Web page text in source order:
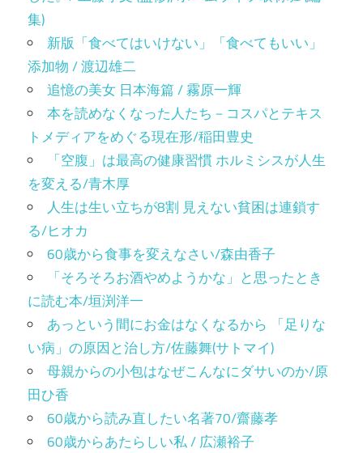
集)
新版「食べてはいけない」「食べてもいい」
添加物 / 渡辺雄二
追憶の美女 日本海篇 / 霧原一輝
本を読めなくなった人たち－コスパとテキス
トメディアをめぐる現在形/稲田豊史
「空腹」は最高の健康習慣 ホルミシスが人生
を変える/青木厚
人生は生い立ちが8割 見えない貧困は連鎖す
る/ヒオカ
60歳から食事を変えなさい/森由香子
「そろそろお酒やめようかな」と思ったとき
に読む本/垣渕洋一
あっという間にお金はなくなるから 「足りな
い病」の原因と治し方/佐藤舞(サトマイ)
母親からの小包はなぜこんなにダサいのか/原
田ひ香
60歳から読み直したい名著70/齋藤孝
60歳からあたらしい私 / 広瀬裕子